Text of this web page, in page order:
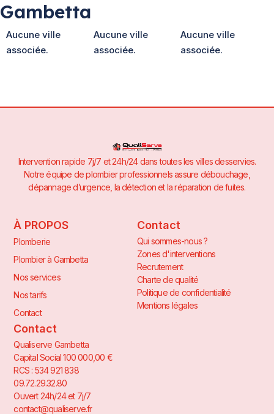
Gambetta
Aucune ville
associée.
Aucune ville
associée.
Aucune ville
associée.
Intervention rapide 7j/7 et 24h/24 dans toutes les villes desservies.
Notre équipe de plombier professionnels assure débouchage,
dépannage d’urgence, la détection et la réparation de fuites.
À PROPOS
Plomberie
Plombier à Gambetta
Nos services
Nos tarifs
Contact
Contact
Qui sommes-nous ?
Zones d'interventions
Recrutement
Charte de qualité
Politique de confidentialité
Mentions légales
Contact
Qualiserve Gambetta
Capital Social 100 000,00 €
RCS : 534 921 838
09.72.29.32.80
Ouvert 24h/24 et 7j/7
contact@qualiserve.fr